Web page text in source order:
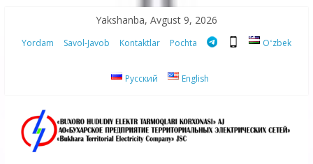
content
Yakshanba, Avgust 9, 2026
Yordam Savol-Javob Kontaktlar Pochta Oʻzbek
Русский English